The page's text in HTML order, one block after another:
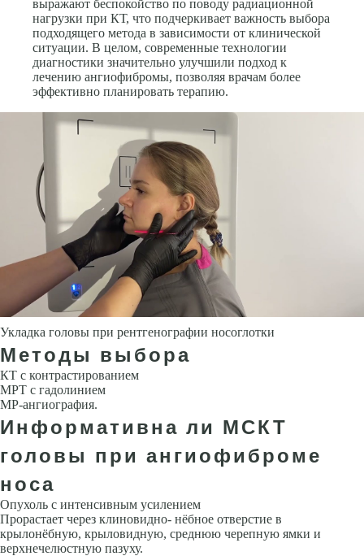
выражают беспокойство по поводу радиационной
нагрузки при КТ, что подчеркивает важность выбора
подходящего метода в зависимости от клинической
ситуации. В целом, современные технологии
диагностики значительно улучшили подход к
лечению ангиофибромы, позволяя врачам более
эффективно планировать терапию.
Укладка головы при рентгенографии носоглотки
Методы выбора
КТ с контрастированием
МРТ с гадолинием
МР-ангиография.
Информативна ли МСКТ
головы при ангиофиброме
носа
Опухоль с интенсивным усилением
Прорастает через клиновидно- нёбное отверстие в
крылонёбную, крыловидную, среднюю черепную ямки и
верхнечелюстную пазуху.